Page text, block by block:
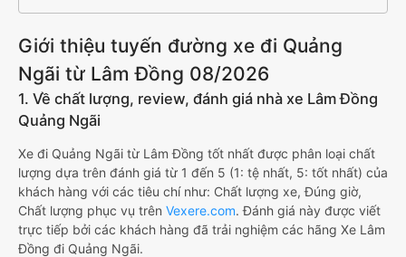
Giới thiệu tuyến đường xe đi Quảng
Ngãi từ Lâm Đồng 08/2026
1. Về chất lượng, review, đánh giá nhà xe Lâm Đồng
Quảng Ngãi
Xe đi Quảng Ngãi từ Lâm Đồng tốt nhất được phân loại chất
lượng dựa trên đánh giá từ 1 đến 5 (1: tệ nhất, 5: tốt nhất) của
khách hàng với các tiêu chí như: Chất lượng xe, Đúng giờ,
Chất lượng phục vụ trên Vexere.com. Đánh giá này được viết
trực tiếp bởi các khách hàng đã trải nghiệm các hãng Xe Lâm
Đồng đi Quảng Ngãi.